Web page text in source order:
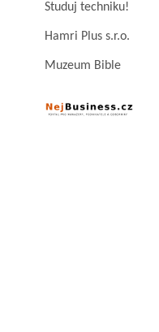
Studuj techniku!
Hamri Plus s.r.o.
Muzeum Bible